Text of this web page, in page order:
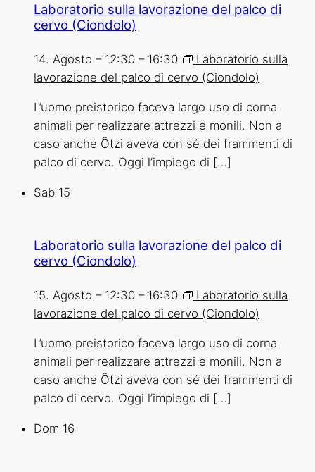
Laboratorio sulla lavorazione del palco di
cervo (Ciondolo)
14. Agosto – 12:30 – 16:30
Laboratorio sulla
lavorazione del palco di cervo (Ciondolo)
L’uomo preistorico faceva largo uso di corna
animali per realizzare attrezzi e monili. Non a
caso anche Ötzi aveva con sé dei frammenti di
palco di cervo. Oggi l’impiego di […]
Sab 15
Laboratorio sulla lavorazione del palco di
cervo (Ciondolo)
15. Agosto – 12:30 – 16:30
Laboratorio sulla
lavorazione del palco di cervo (Ciondolo)
L’uomo preistorico faceva largo uso di corna
animali per realizzare attrezzi e monili. Non a
caso anche Ötzi aveva con sé dei frammenti di
palco di cervo. Oggi l’impiego di […]
Dom 16